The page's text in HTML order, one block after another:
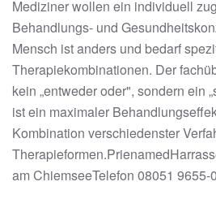
Mediziner wollen ein individuell
Behandlungs- und
Mensch ist anders und bedarf
Therapiekombinationen. Der
kein „entweder oder", sondern ein
ist ein maximaler
Kombination verschiedenster
am ChiemseeTelefon 08051 9655-